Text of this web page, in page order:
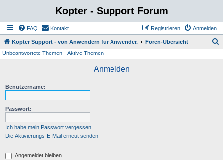
Kopter - Support Forum
FAQ Kontakt Anmelden
Registrieren
Kopter Support - von Anwendern für Anwender. Foren-Übersicht
Unbeantwortete Themen Aktive Themen
Anmelden
Benutzername:
Passwort:
Ich habe mein Passwort vergessen
Die Aktivierungs-E-Mail erneut senden
Angemeldet bleiben